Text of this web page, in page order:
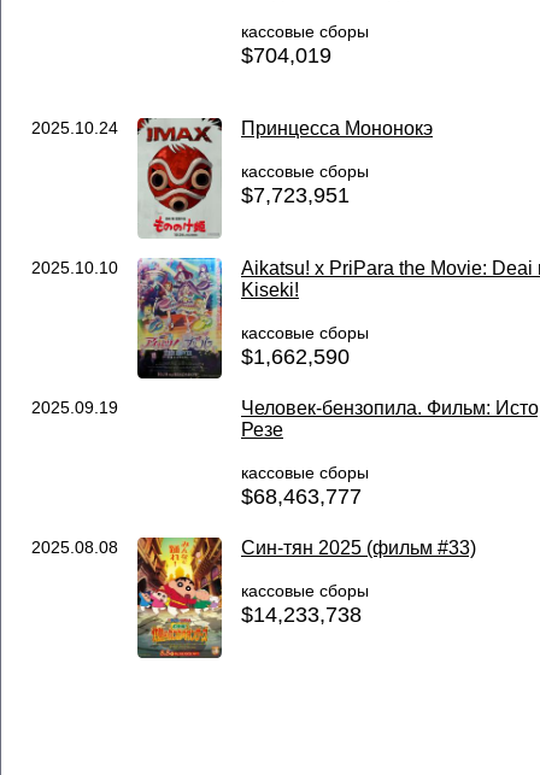
кассовые сборы
$704,019
2025.10.24 Принцесса Мононокэ
кассовые сборы
$7,723,951
2025.10.10
Aikatsu! x PriPara the Movie: Deai
Kiseki!
кассовые сборы
$1,662,590
2025.09.19
Человек-бензопила. Фильм:
Резе
кассовые сборы
$68,463,777
2025.08.08 Син-тян 2025 (фильм #33)
кассовые сборы
$14,233,738